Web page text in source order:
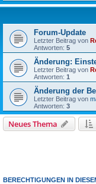
Forum-Update
Letzter Beitrag von
Antworten: 5
Änderung:
Letzter Beitrag von
Antworten: 1
Änderung der
Letzter Beitrag von
Antworten: 3
Neues Thema
BERECHTIGUNGEN IN